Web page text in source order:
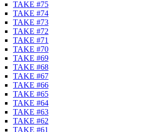
TAKE #75
TAKE #74
TAKE #73
TAKE #72
TAKE #71
TAKE #70
TAKE #69
TAKE #68
TAKE #67
TAKE #66
TAKE #65
TAKE #64
TAKE #63
TAKE #62
TAKE #61